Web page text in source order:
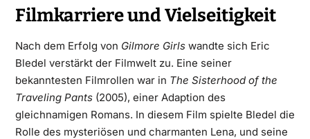
Filmkarriere und Vielseitigkeit
Nach dem Erfolg von Gilmore Girlswandte sich Eric
Bledel verstärkt der Filmwelt zu. Eine seiner
bekanntesten Filmrollen war in The Sisterhood of the
Traveling Pants(2005), einer Adaption des
gleichnamigen Romans. In diesem Film spielte Bledel die
Rolle des mysteriösen und charmanten Lena, und seine